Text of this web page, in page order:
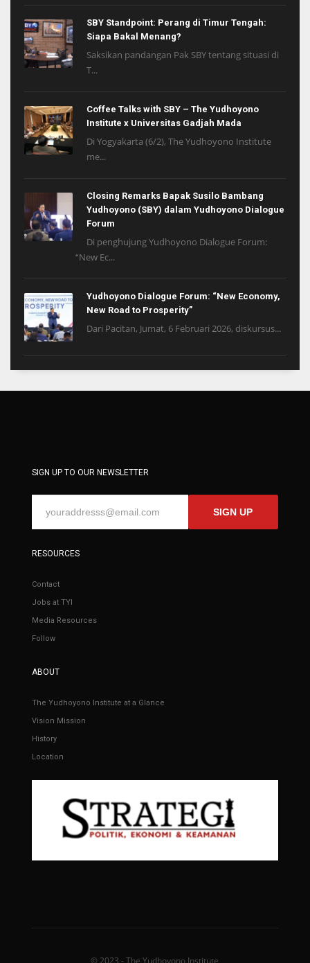
SBY Standpoint: Perang di Timur Tengah:
Siapa Bakal Menang?
Saksikan pandangan Pak SBY tentang situasi di
T...
Coffee Talks with SBY – The Yudhoyono
Institute x Universitas Gadjah Mada
Di Yogyakarta (6/2), The Yudhoyono Institute
me...
Closing Remarks Bapak Susilo Bambang
Yudhoyono (SBY) dalam Yudhoyono Dialogue
Forum
Di penghujung Yudhoyono Dialogue Forum:
“New Ec...
Yudhoyono Dialogue Forum: “New Economy,
New Road to Prosperity”
Dari Pacitan, Jumat, 6 Februari 2026, diskursus...
SIGN UP TO OUR NEWSLETTER
SIGN UP
RESOURCES
Contact
Jobs at TYI
Media Resources
Follow
ABOUT
The Yudhoyono Institute at a Glance
Vision Mission
History
Location
© 2023 - The Yudhoyono Institute